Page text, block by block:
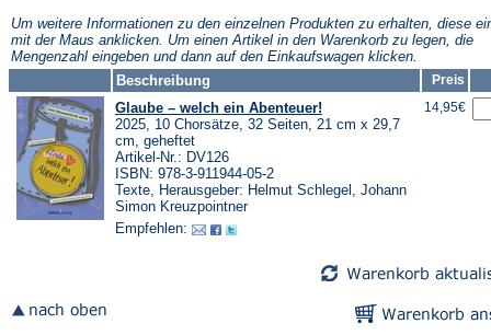
Tab)
Tab)
Tab)
Um weitere Informationen zu den einzelnen Produkten zu erhalten, diese
mit der Maus anklicken. Um einen Artikel in den Warenkorb zu legen, die
Mengenzahl eingeben und dann auf den Einkaufswagen klicken.
Beschreibung
Preis
Glaube – welch ein Abenteuer!
2025, 10 Chorsätze, 32 Seiten, 21 cm x 29,7
cm, geheftet
Artikel-Nr.: DV126
ISBN: 978-3-911944-05-2
Texte, Herausgeber: Helmut Schlegel, Johann
Simon Kreuzpointner
Empfehlen:
14,95€